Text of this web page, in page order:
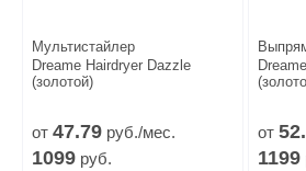
Мультистайлер
Dreame Hairdryer Dazzle
(золотой)
от 47.79 руб./мес.
1099 руб.
от 52.
1199